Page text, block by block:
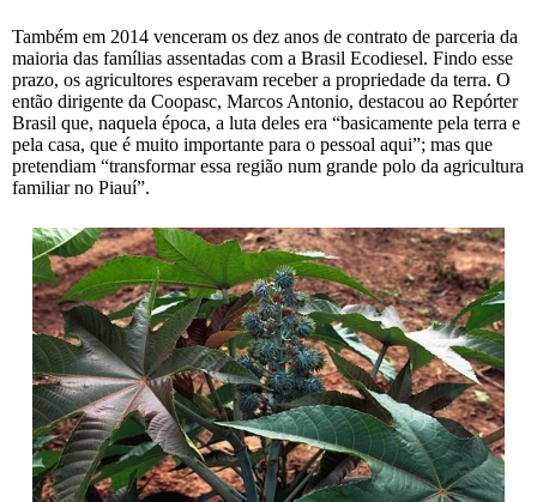
Também em 2014 venceram os dez anos de contrato de parceria da
maioria das famílias assentadas com a Brasil Ecodiesel. Findo esse
prazo, os agricultores esperavam receber a propriedade da terra. O
então dirigente da Coopasc, Marcos Antonio, destacou ao Repórter
Brasil que, naquela época, a luta deles era “basicamente pela terra e
pela casa, que é muito importante para o pessoal aqui”; mas que
pretendiam “transformar essa região num grande polo da agricultura
familiar no Piauí”.